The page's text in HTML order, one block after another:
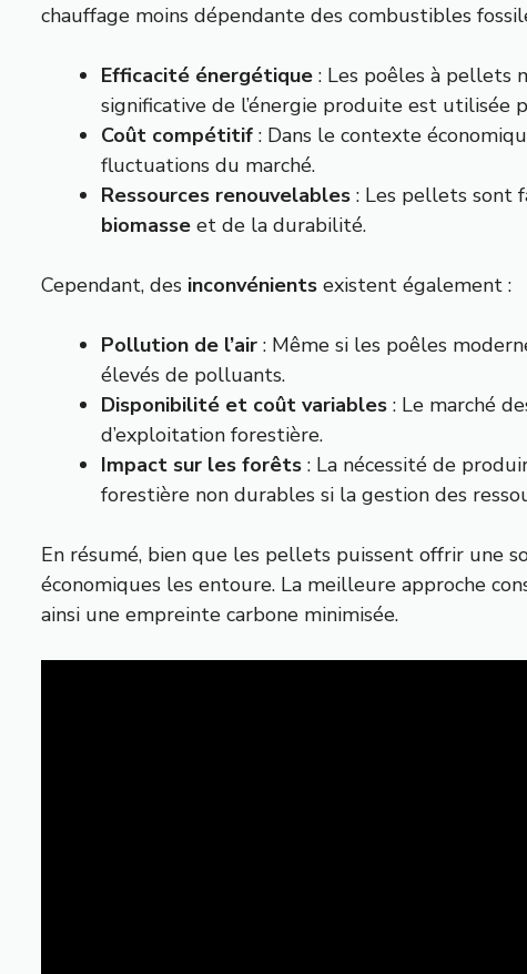
chauffage moins dépendante des combustibles
Efficacité énergétique : Les poêles à pellets
significative de l’énergie produite est utilisée
Coût compétitif : Dans le contexte
fluctuations du marché.
Ressources renouvelables : Les pellets sont
biomasse et de la durabilité.
Cependant, des inconvénients existent également :
Pollution de l’air : Même si les poêles
élevés de polluants.
Disponibilité et coût variables : Le marché
d’exploitation forestière.
Impact sur les forêts : La nécessité de
forestière non durables si la gestion des
En résumé, bien que les pellets puissent offrir une
économiques les entoure. La meilleure approche
ainsi une empreinte carbone minimisée.